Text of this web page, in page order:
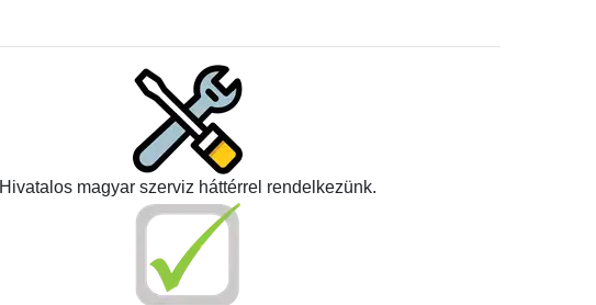
Hivatalos magyar szerviz háttérrel rendelkezünk.